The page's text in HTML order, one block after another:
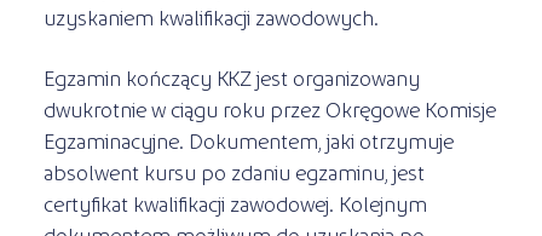
uzyskaniem kwalifikacji zawodowych.
Egzamin kończący KKZ jest organizowany
dwukrotnie w ciągu roku przez Okręgowe Komisje
Egzaminacyjne. Dokumentem, jaki otrzymuje
absolwent kursu po zdaniu egzaminu, jest
certyfikat kwalifikacji zawodowej. Kolejnym